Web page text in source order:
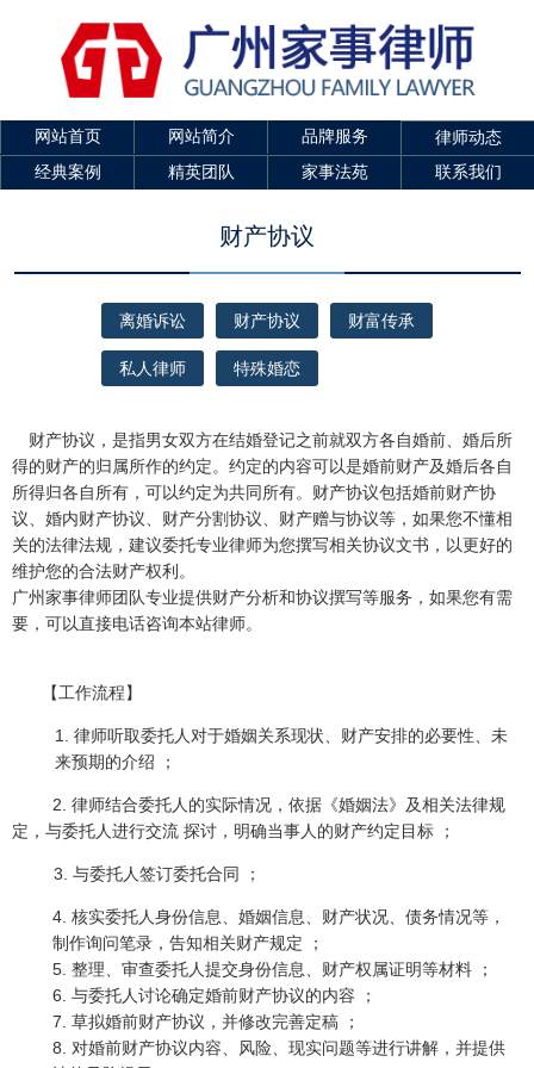
网站首页 网站简介 品牌服务
律师动态
经典案例
精英团队 家事法苑 联系我们
财产协议
离婚诉讼 财产协议 财富传承
私人律师 特殊婚恋
财产协议，是指男女双方在结婚登记之前就双方各自婚前、婚后所
得的财产的归属所作的约定。约定的内容可以是婚前财产及婚后各自
所得归各自所有，可以约定为共同所有。财产协议包括婚前财产协
议、婚内财产协议、财产分割协议、财产赠与协议等，如果您不懂相
关的法律法规，建议委托专业律师为您撰写相关协议文书，以更好的
维护您的合法财产权利。
广州家事律师团队专业提供财产分析和协议撰写等服务，如果您有需
要，可以直接电话咨询本站律师。
【工作流程】
1. 律师听取委托人对于婚姻关系现状、财产安排的必要性、未
来预期的介绍 ；
2. 律师结合委托人的实际情况，依据《婚姻法》及相关法律规
定，与委托人进行交流 探讨，明确当事人的财产约定目标 ；
3. 与委托人签订委托合同 ；
4. 核实委托人身份信息、婚姻信息、财产状况、债务情况等，
制作询问笔录，告知相关财产规定 ；
5. 整理、审查委托人提交身份信息、财产权属证明等材料 ；
6. 与委托人讨论确定婚前财产协议的内容 ；
7. 草拟婚前财产协议，并修改完善定稿 ；
8. 对婚前财产协议内容、风险、现实问题等进行讲解，并提供